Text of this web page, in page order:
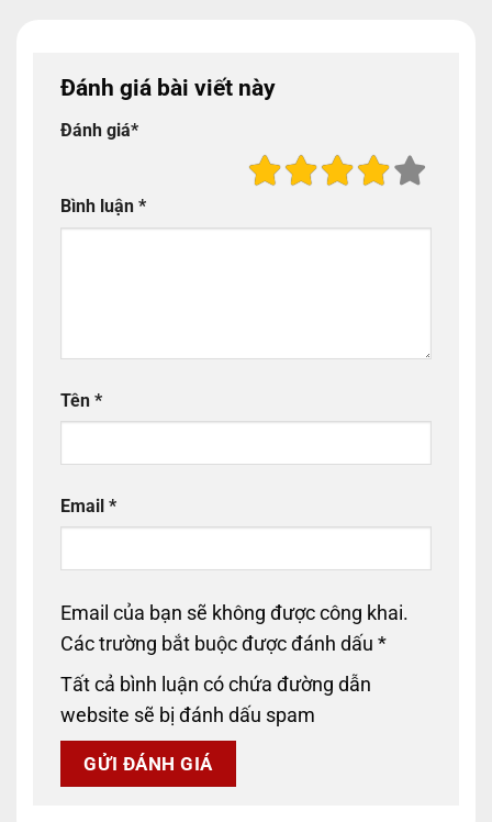
Đánh giá bài viết này
Đánh giá*
Bình luận *
Tên *
Email *
Email của bạn sẽ không được công khai.
Các trường bắt buộc được đánh dấu *
Tất cả bình luận có chứa đường dẫn
website sẽ bị đánh dấu spam